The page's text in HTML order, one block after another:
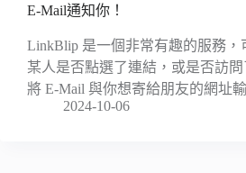
E-Mail通知你！
LinkBlip 是一個非常有趣的服務，
某人是否點選了連結，或是否訪問
將 E-Mail 與你想寄給朋友的網址
2024-10-06